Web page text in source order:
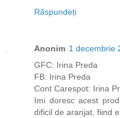
Răspundeți
Anonim 1 decembrie
GFC: Irina Preda
FB: Irina Preda
Cont Carespot: Irina
Imi doresc acest
dificil de aranjat, fiind